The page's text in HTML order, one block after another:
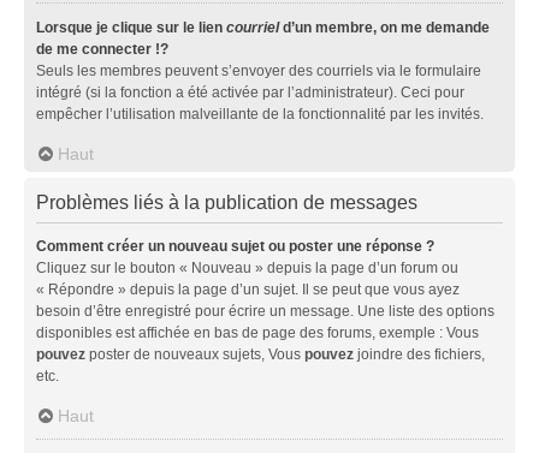
Lorsque je clique sur le lien courrield’un membre, on me demande
de me connecter !?
Seuls les membres peuvent s’envoyer des courriels via le formulaire
intégré (si la fonction a été activée par l’administrateur). Ceci pour
empêcher l’utilisation malveillante de la fonctionnalité par les invités.
Haut
Problèmes liés à la publication de messages
Comment créer un nouveau sujet ou poster une réponse ?
Cliquez sur le bouton « Nouveau » depuis la page d’un forum ou
« Répondre » depuis la page d’un sujet. Il se peut que vous ayez
besoin d’être enregistré pour écrire un message. Une liste des options
disponibles est affichée en bas de page des forums, exemple : Vous
pouvez poster de nouveaux sujets, Vous pouvez joindre des fichiers,
etc.
Haut